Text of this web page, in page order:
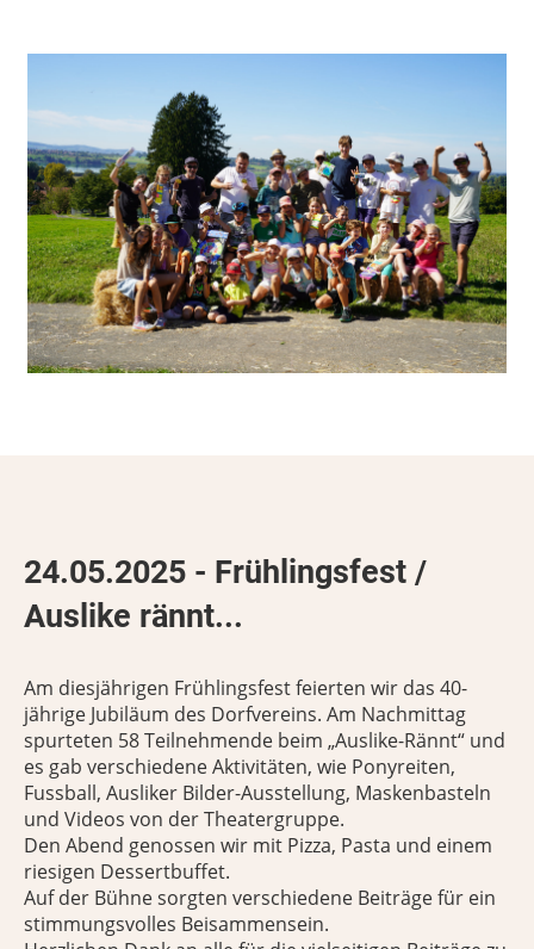
24.05.2025 - Frühlingsfest /
Auslike rännt...
Am diesjährigen Frühlingsfest feierten wir das 40-
jährige Jubiläum des Dorfvereins. Am Nachmittag
spurteten 58 Teilnehmende beim „Auslike-Rännt“ und
es gab verschiedene Aktivitäten, wie Ponyreiten,
Fussball, Ausliker Bilder-Ausstellung, Maskenbasteln
und Videos von der Theatergruppe.
Den Abend genossen wir mit Pizza, Pasta und einem
riesigen Dessertbuffet.
Auf der Bühne sorgten verschiedene Beiträge für ein
stimmungsvolles Beisammensein.